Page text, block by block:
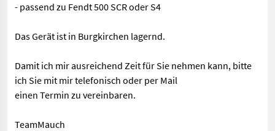
- passend zu Fendt 500 SCR oder S4
Das Gerät ist in Burgkirchen lagernd.
Damit ich mir ausreichend Zeit für Sie nehmen kann, bitte
ich Sie mit mir telefonisch oder per Mail
einen Termin zu vereinbaren.
TeamMauch